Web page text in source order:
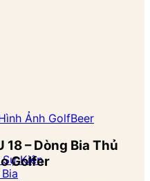
Ảnh GolfBeer
Kiện
– Dòng Bia Thủ
Golfer